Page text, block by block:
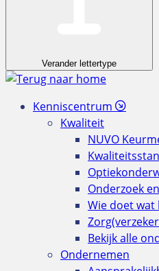
Verander lettertype
Kenniscentrum
Kwaliteit
NUVO
Onderzoek
Wie doet
Bekijk alle
Ondernemen